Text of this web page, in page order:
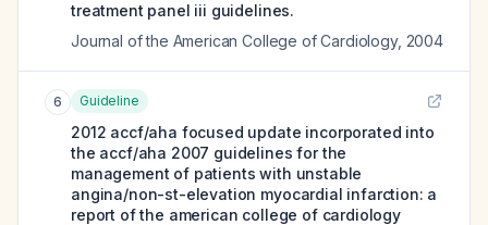
treatment panel iii guidelines.
Journal of the American College of Cardiology, 2004
6 Guideline
2012 accf/aha focused update incorporated into
the accf/aha 2007 guidelines for the
management of patients with unstable
angina/non-st-elevation myocardial infarction: a
report of the american college of cardiology